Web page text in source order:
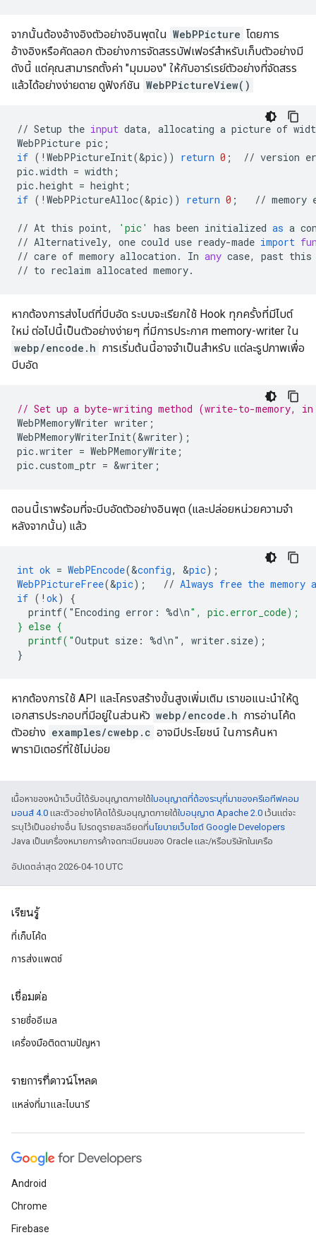
จากนั้นต้องอ้างอิงตัวอย่างอินพุตใน WebPPicture โดยการ
อ้างอิงหรือคัดลอก ตัวอย่างการจัดสรรบัฟเฟอร์สำหรับเก็บตัวอย่างมี
ดังนี้ แต่คุณสามารถตั้งค่า "มุมมอง" ให้กับอาร์เรย์ตัวอย่างที่จัดสรร
แล้วได้อย่างง่ายดาย ดูฟังก์ชัน WebPPictureView()
// Setup the input data, allocating a picture of
WebPPicture pic ;
if ( ! WebPPictureInit(&pic)) return 0 ; // version
pic.width = width ;
pic.height = height ;
if ( ! WebPPictureAlloc(&pic)) return 0 ; // memory
// At this point, 'pic' has been initialized as a
// Alternatively, one could use ready-made import
// care of memory allocation . In any case, past this
// to reclaim allocated memory.
หากต้องการส่งไบต์ที่บีบอัด ระบบจะเรียกใช้ Hook ทุกครั้งที่มีไบต์
ใหม่ ต่อไปนี้เป็นตัวอย่างง่ายๆ ที่มีการประกาศ memory-writer ใน
webp/encode.h การเริ่มต้นนี้อาจจำเป็นสำหรับ แต่ละรูปภาพเพื่อ
บีบอัด
// Set up a byte-writing method (write-to-memory,
WebPMemoryWriter writer ;
WebPMemoryWriterInit(&writer);
pic.writer = WebPMemoryWrite ;
pic.custom_ptr = &writer ;
ตอนนี้เราพร้อมที่จะบีบอัดตัวอย่างอินพุต (และปล่อยหน่วยความจำ
หลังจากนั้น) แล้ว
int ok = WebPEncode(&config, &pic);
WebPPictureFree(&pic); // Always free the memory
if (! ok)
{
printf("Encoding error : %d\n", pic.error_code);
} else {
  printf("
Output size : %d\n" , writer . size);
}
หากต้องการใช้ API และโครงสร้างขั้นสูงเพิ่มเติม เราขอแนะนำให้ดู
เอกสารประกอบที่มีอยู่ในส่วนหัว webp/encode.h การอ่านโค้ด
ตัวอย่าง examples/cwebp.c อาจมีประโยชน์ ในการค้นหา
พารามิเตอร์ที่ใช้ไม่บ่อย
เนื้อหาของหน้าเว็บนี้ได้รับอนุญาตภายใต้ใบอนุญาตที่ต้องระบุที่มาของครีเอทีฟคอม
มอนส์ 4.0 และตัวอย่างโค้ดได้รับอนุญาตภายใต้ใบอนุญาต Apache 2.0 เว้นแต่จะ
ระบุไว้เป็นอย่างอื่น โปรดดูรายละเอียดที่นโยบายเว็บไซต์ Google Developers
Java เป็นเครื่องหมายการค้าจดทะเบียนของ Oracle และ/หรือบริษัทในเครือ
อัปเดตล่าสุด 2026-04-10 UTC
เรียนรู้
ที่เก็บโค้ด
การส่งแพตช์
เชื่อมต่อ
รายชื่ออีเมล
เครื่องมือติดตามปัญหา
รายการที่ดาวน์โหลด
แหล่งที่มาและไบนารี
Android
Chrome
Firebase